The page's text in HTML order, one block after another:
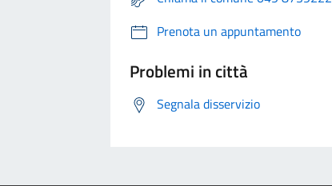
Prenota un appuntamento
Problemi in città
Segnala disservizio